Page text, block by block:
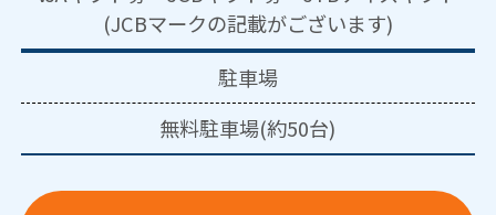
(JCBマークの記載がございます)
駐車場
無料駐車場(約50台)